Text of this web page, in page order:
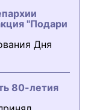
"Подари
Дня
80-летия